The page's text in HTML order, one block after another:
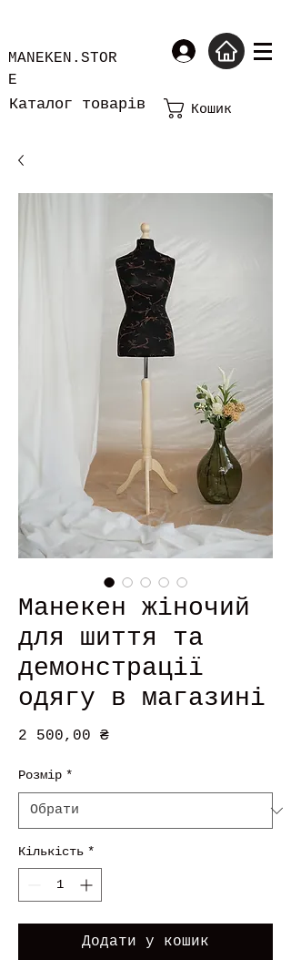
MANEKEN.STOR
E
Каталог товарів Кошик
Манекен жіночий
для шиття та
демонстрації
одягу в магазині
2 500,00 ₴Ціна
Розмір *
Кількість *
Додати у кошик